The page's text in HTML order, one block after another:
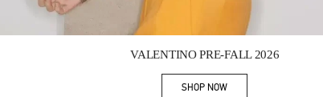
VALENTINO PRE-FALL 2026
SHOP NOWLink Opens in New Tab